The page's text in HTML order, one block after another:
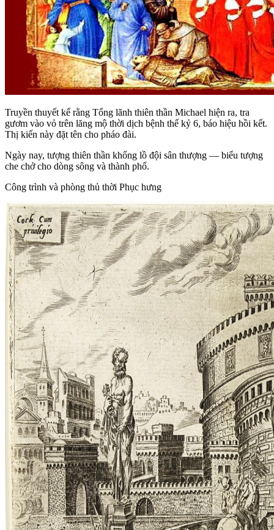
Truyền thuyết kể rằng Tổng lãnh thiên thần Michael hiện ra, tra
gươm vào vỏ trên lăng mộ thời dịch bệnh thế kỷ 6, báo hiệu hồi kết.
Thị kiến này đặt tên cho pháo đài.
Ngày nay, tượng thiên thần khổng lồ đội sân thượng — biểu tượng
che chở cho dòng sông và thành phố.
Công trình và phòng thủ thời Phục hưng